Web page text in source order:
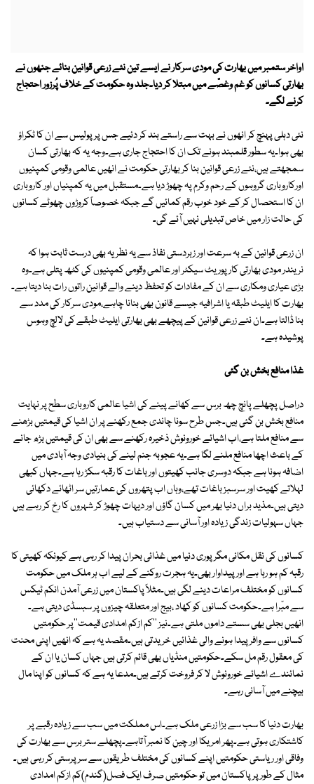
اواخر ستمبر میں بھارت کی مودی سرکار نے ایسے تین نئے زرعی قوانین بنائے جنھوں نے
بھارتی کسانوں کو غم وغصّے میں مبتلا کر دیا۔جلد وہ حکومت کے خلاف پُرزور احتجاج
کرنے لگے۔
نئی دہلی پہنچ کر انھوں نے بہت سے راستے بند کر دئیے جس پر پولیس سے ان کا ٹکراؤ
بھی ہوا۔یہ سطور قلمبند ہونے تک ان کا احتجاج جاری ہے۔وجہ یہ کہ بھارتی کسان
سمجھتے ہیں،نئے زرعی قوانین بنا کر بھارتی حکومت نے انھیں عالمی وقومی کمپنیوں
اورکاروباری گروہوں کے رحم وکرم پہ چھوڑ دیا ہے۔مستقبل میں یہ کمپنیاں اور کاروباری
ان کا استحصال کر کے خود خوب رقم کمائیں گے جبکہ خصوصاً کروڑوں چھوٹے کسانوں
کی حالت زار میں خاص تبدیلی نہیں آئے گی۔
ان زرعی قوانین کے بہ سرعت اور زبردستی نفاذ سے یہ نظریہ بھی درست ثابت ہوا کہ
نریندر مودی بھارتی کارپوریٹ سیکٹر اور عالمی وقومی کمپنیوں کی کٹھ پتلی ہے۔وہ
بڑی عیاری ومکاری سے ان کے مفادات کو تحفظ دینے والے قوانین راتوں رات بنا دیتا ہے۔
بھارت کا ایلیٹ طبقہ یا اشرافیہ جیسے قانون بھی بنانا چاہے،مودی سرکار کی مدد سے
بنا ڈالتا ہے۔ان نئے زرعی قوانین کے پیچھے بھی بھارتی ایلیٹ طبقے کی لالچ وہوس
پوشیدہ ہے۔
غذا منافع بخش بن گئی
دراصل پچھلے پانچ چھ برس سے کھانے پینے کی اشیا عالمی کاروباری سطح پر نہایت
منافع بخش بن گئی ہیں۔جس طرح سونا چاندی جمع رکھنے پر ان اشیا کی قیمتیں بڑھنے
سے منافع ملتا ہے،اب اشیائے خورونوش ذخیرہ رکھنے سے بھی ان کی قیمتیں بڑھ جانے
کے باعث اچھا منافع ملنے لگا ہے۔یہ عجوبہ جنم لینے کی بنیادی وجہ آبادی میں
اضافہ ہونا ہے جبکہ دوسری جانب کھیتوں اور باغات کا رقبہ سکڑ رہا ہے۔جہاں کبھی
لہلاتے کھیت اور سرسبز باغات تھے،وہاں اب پتھروں کی عمارتیں سر اٹھائے دکھائی
دیتی ہیں۔مذید براں دنیا بھر میں کسان گاؤں اور دیہات چھوڑ کر شہروں کا رخ کر رہے ہیں
جہاں سہولیات زندگی زیادہ اور آسانی سے دستیاب ہیں۔
کسانوں کی نقل مکانی مگر پوری دنیا میں غذائی بحران پیدا کر رہی ہے کیونکہ کھیتی کا
رقبہ کم ہو رہا ہے اور پیداوار بھی۔یہ ہجرت روکنے کے لیے اب ہر ملک میں حکومت
کسانوں کو مختلف مراعات دینے لگی ہیں۔مثلاً پاکستان میں زرعی آمدن انکم ٹیکس
سے مبّرا ہے۔حکومت کسانوں کو کھاد ،بیج اور متعلقہ چیزوں پر سبسڈی دیتی ہے۔
انھیں بجلی بھی سستے داموں ملتی ہے۔نیز ''کم ازکم امدادی قیمت''پر حکومتیں
کسانوں سے وافر پیدا ہونے والی غذائیں خریدتی ہیں۔مقصد یہ ہے کہ انھیں اپنی محنت
کی معقول رقم مل سکے۔حکومتیں منڈیاں بھی قائم کرتی ہیں جہاں کسان یا ان کے
نمائندے اشیائے خورونوش لا کر فروخت کرتے ہیں۔مدعا یہ ہے کہ کسانوں کو اپنا مال
بیچنے میں آسانی رہے۔
بھارت دنیا کا سب سے بڑا زرعی ملک ہے۔اس مملکت میں سب سے زیادہ رقبے پر
کاشتکاری ہوتی ہے۔پھر امریکا اور چین کا نمبر آتاہے۔پچھلے ستر برس سے بھارت کی
وفاقی اور ریاستی حکومتیں اپنے کسانوں کی مختلف طریقوں سے سرپرستی کر رہی ہیں۔
مثال کے طور پر پاکستان میں تو حکومتیں صرف ایک فصل(گندم)کم ازکم امدادی